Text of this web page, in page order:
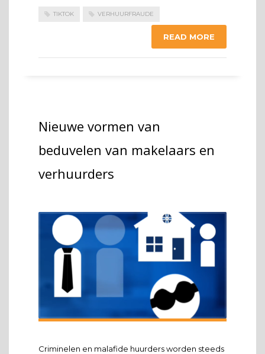
TIKTOK VERHUURFRAUDE
READ MORE
Nieuwe vormen van
beduvelen van makelaars en
verhuurders
Criminelen en malafide huurders worden steeds